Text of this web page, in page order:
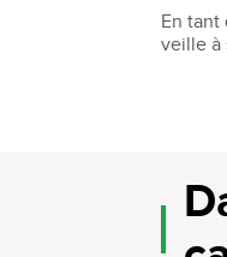
En tant
veille à